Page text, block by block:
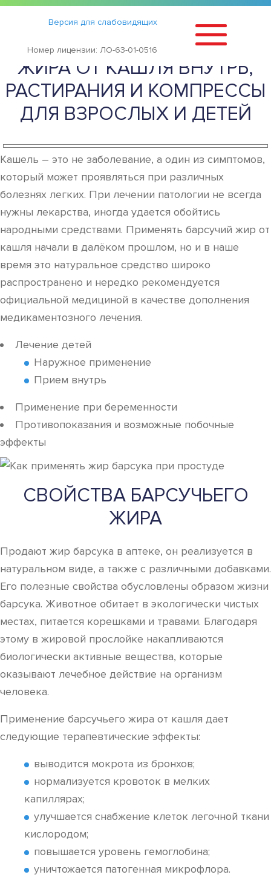
Версия для слабовидящих
Номер лицензии: ЛО-63-01-0516
Статьи ›
ПРИМЕНЕНИЕ БАРСУЧЬЕГО
ЖИРА ОТ КАШЛЯ ВНУТРЬ,
РАСТИРАНИЯ И КОМПРЕССЫ
ДЛЯ ВЗРОСЛЫХ И ДЕТЕЙ
Кашель – это не заболевание, а один из симптомов,
который может проявляться при различных
болезнях легких. При лечении патологии не всегда
нужны лекарства, иногда удается обойтись
народными средствами. Применять барсучий жир от
кашля начали в далёком прошлом, но и в наше
время это натуральное средство широко
распространено и нередко рекомендуется
официальной медициной в качестве дополнения
медикаментозного лечения.
Лечение детей
Наружное применение
Прием внутрь
Применение при беременности
Противопоказания и возможные побочные
эффекты
СВОЙСТВА БАРСУЧЬЕГО
ЖИРА
Продают жир барсука в аптеке, он реализуется в
натуральном виде, а также с различными добавками.
Его полезные свойства обусловлены образом жизни
барсука. Животное обитает в экологически чистых
местах, питается корешками и травами. Благодаря
этому в жировой прослойке накапливаются
биологически активные вещества, которые
оказывают лечебное действие на организм
человека.
Применение барсучьего жира от кашля дает
следующие терапевтические эффекты:
выводится мокрота из бронхов;
нормализуется кровоток в мелких
капиллярах;
улучшается снабжение клеток легочной ткани
кислородом;
повышается уровень гемоглобина;
уничтожается патогенная микрофлора.